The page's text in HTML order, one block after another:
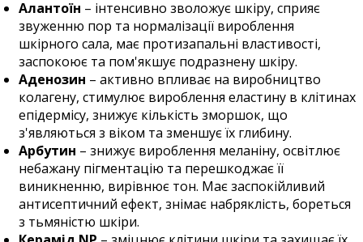
Алантоїн – інтенсивно зволожує шкіру, сприяє
звуженню пор та нормалізації вироблення
шкірного сала, має протизапальні властивості,
заспокоює та пом'якшує подразнену шкіру.
Аденозин – активно впливає на виробництво
колагену, стимулює вироблення еластину в клітинах
епідермісу, знижує кількість зморшок, що
з'являються з віком та зменшує їх глибину.
Арбутин – знижує вироблення меланіну, освітлює
небажану пігментацію та перешкоджає її
виникненню, вирівнює тон. Має заспокійливий
антисептичний ефект, знімає набряклість, бореться
з тьмяністю шкіри.